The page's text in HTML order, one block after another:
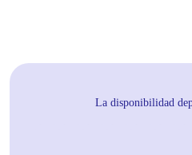
La disponibilidad